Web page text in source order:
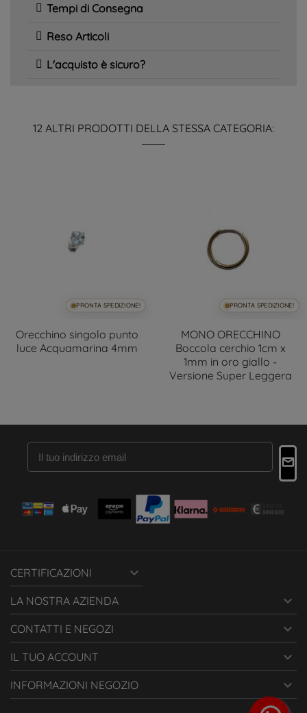
Tempi di Consegna
Reso Articoli
L'acquisto è sicuro?
12 ALTRI PRODOTTI DELLA STESSA CATEGORIA:
PRONTA SPEDIZIONE!
Orecchino singolo punto
luce Acquamarina 4mm
PRONTA SPEDIZIONE!
MONO ORECCHINO
Boccola cerchio 1cm x
1mm in oro giallo -
Versione Super Leggera
CERTIFICAZIONI 
LA NOSTRA AZIENDA 
CONTATTI E NEGOZI 
IL TUO ACCOUNT 
INFORMAZIONI NEGOZIO 